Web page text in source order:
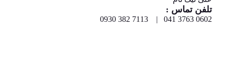
تلفن تماس :
0602 3763 041 | 7113 382 0930